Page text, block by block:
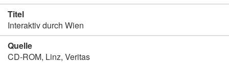
Titel
Interaktiv durch Wien
Quelle
CD-ROM, Linz, Veritas